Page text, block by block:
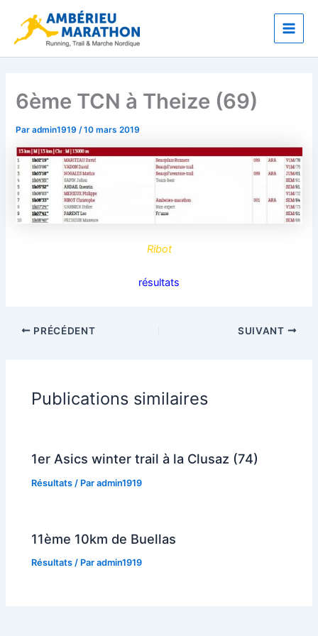
contenu
Main
6ème TCN à Theize (69)
Paradmin1919/10 mars 2019
Ribot
résultats
PRÉCÉDENT SUIVANT
Publications similaires
1er Asics winter trail à la Clusaz (74)
Résultats / Paradmin1919
11ème 10km de Buellas
Résultats / Paradmin1919